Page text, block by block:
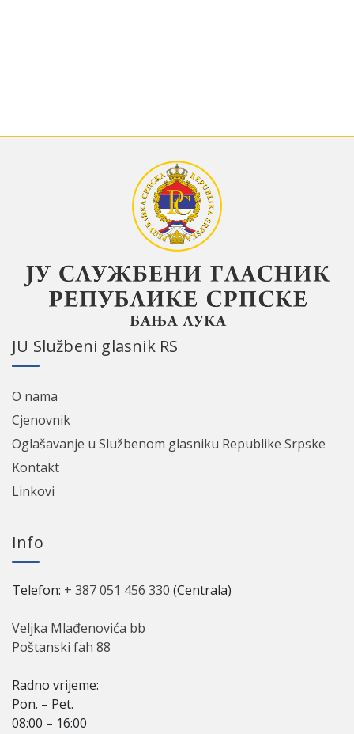
ЈU Službeni glasnik RS
O nama
Cјenovnik
Oglašavanje u Službenom glasniku Republike Srpske
Kontakt
Linkovi
Info
Telefon: + 387 051 456 330 (Centrala)
Veljka Mlađenovića bb
Poštanski fah 88
Radno vriјeme:
Pon. – Pet.
08:00 – 16:00